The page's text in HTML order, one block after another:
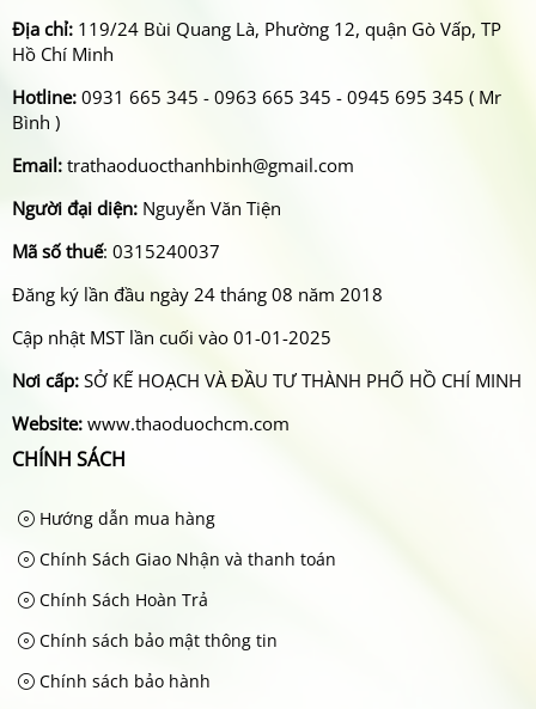
Địa chỉ: 119/24 Bùi Quang Là, Phường 12, quận Gò Vấp, TP
Hồ Chí Minh
Hotline: 0931 665 345 - 0963 665 345 - 0945 695 345 ( Mr
Bình )
Email: trathaoduocthanhbinh@gmail.com
Người đại diện: Nguyễn Văn Tiện
Mã số thuế: 0315240037
Đăng ký lần đầu ngày 24 tháng 08 năm 2018
Cập nhật MST lần cuối vào 01-01-2025
Nơi cấp: SỞ KẾ HOẠCH VÀ ĐẦU TƯ THÀNH PHỐ HỒ CHÍ MINH
Website: www.thaoduochcm.com
CHÍNH SÁCH
Hướng dẫn mua hàng
Chính Sách Giao Nhận và thanh toán
Chính Sách Hoàn Trả
Chính sách bảo mật thông tin
Chính sách bảo hành